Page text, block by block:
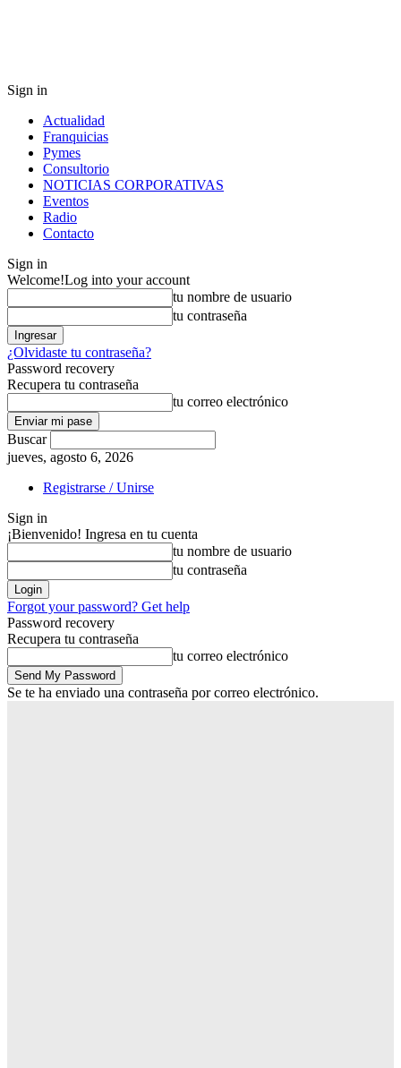
Sign in
Actualidad
Franquicias
Pymes
Consultorio
NOTICIAS CORPORATIVAS
Eventos
Radio
Contacto
Sign in
Welcome!Log into your account
tu nombre de usuario
tu contraseña
¿Olvidaste tu contraseña?
Password recovery
Recupera tu contraseña
tu correo electrónico
Buscar
jueves, agosto 6, 2026
Registrarse / Unirse
Sign in
¡Bienvenido! Ingresa en tu cuenta
tu nombre de usuario
tu contraseña
Forgot your password? Get help
Password recovery
Recupera tu contraseña
tu correo electrónico
Se te ha enviado una contraseña por correo electrónico.